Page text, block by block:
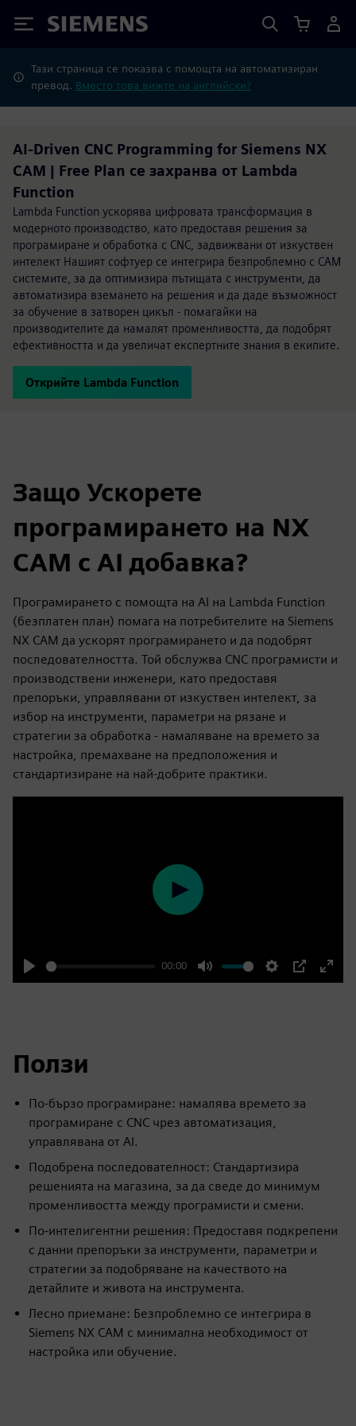
Siemens
Тази страница се показва с помощта на автоматизиран
превод. Вместо това вижте на английски?
AI-Driven CNC Programming for Siemens NX
CAM | Free Plan се захранва от Lambda
Function
Lambda Function ускорява цифровата трансформация в
модерното производство, като предоставя решения за
програмиране и обработка с CNC, задвижвани от изкуствен
интелект Нашият софтуер се интегрира безпроблемно с CAM
системите, за да оптимизира пътищата с инструменти, да
автоматизира вземането на решения и да даде възможност
за обучение в затворен цикъл - помагайки на
производителите да намалят променливостта, да подобрят
ефективността и да увеличат експертните знания в екипите.
Открийте Lambda Function
Защо Ускорете
програмирането на NX
CAM с AI добавка?
Програмирането с помощта на AI на Lambda Function
(безплатен план) помага на потребителите на Siemens
NX CAM да ускорят програмирането и да подобрят
последователността. Той обслужва CNC програмисти и
производствени инженери, като предоставя
препоръки, управлявани от изкуствен интелект, за
избор на инструменти, параметри на рязане и
стратегии за обработка - намаляване на времето за
настройка, премахване на предположения и
стандартизиране на най-добрите практики.
Play
00:00
Mute Settings
PIP
Enter
Play
Ползи
По-бързо програмиране: намалява времето за
програмиране с CNC чрез автоматизация,
управлявана от AI.
Подобрена последователност: Стандартизира
решенията на магазина, за да сведе до минимум
променливостта между програмисти и смени.
По-интелигентни решения: Предоставя подкрепени
с данни препоръки за инструменти, параметри и
стратегии за подобряване на качеството на
детайлите и живота на инструмента.
Лесно приемане: Безпроблемно се интегрира в
Siemens NX CAM с минимална необходимост от
настройка или обучение.